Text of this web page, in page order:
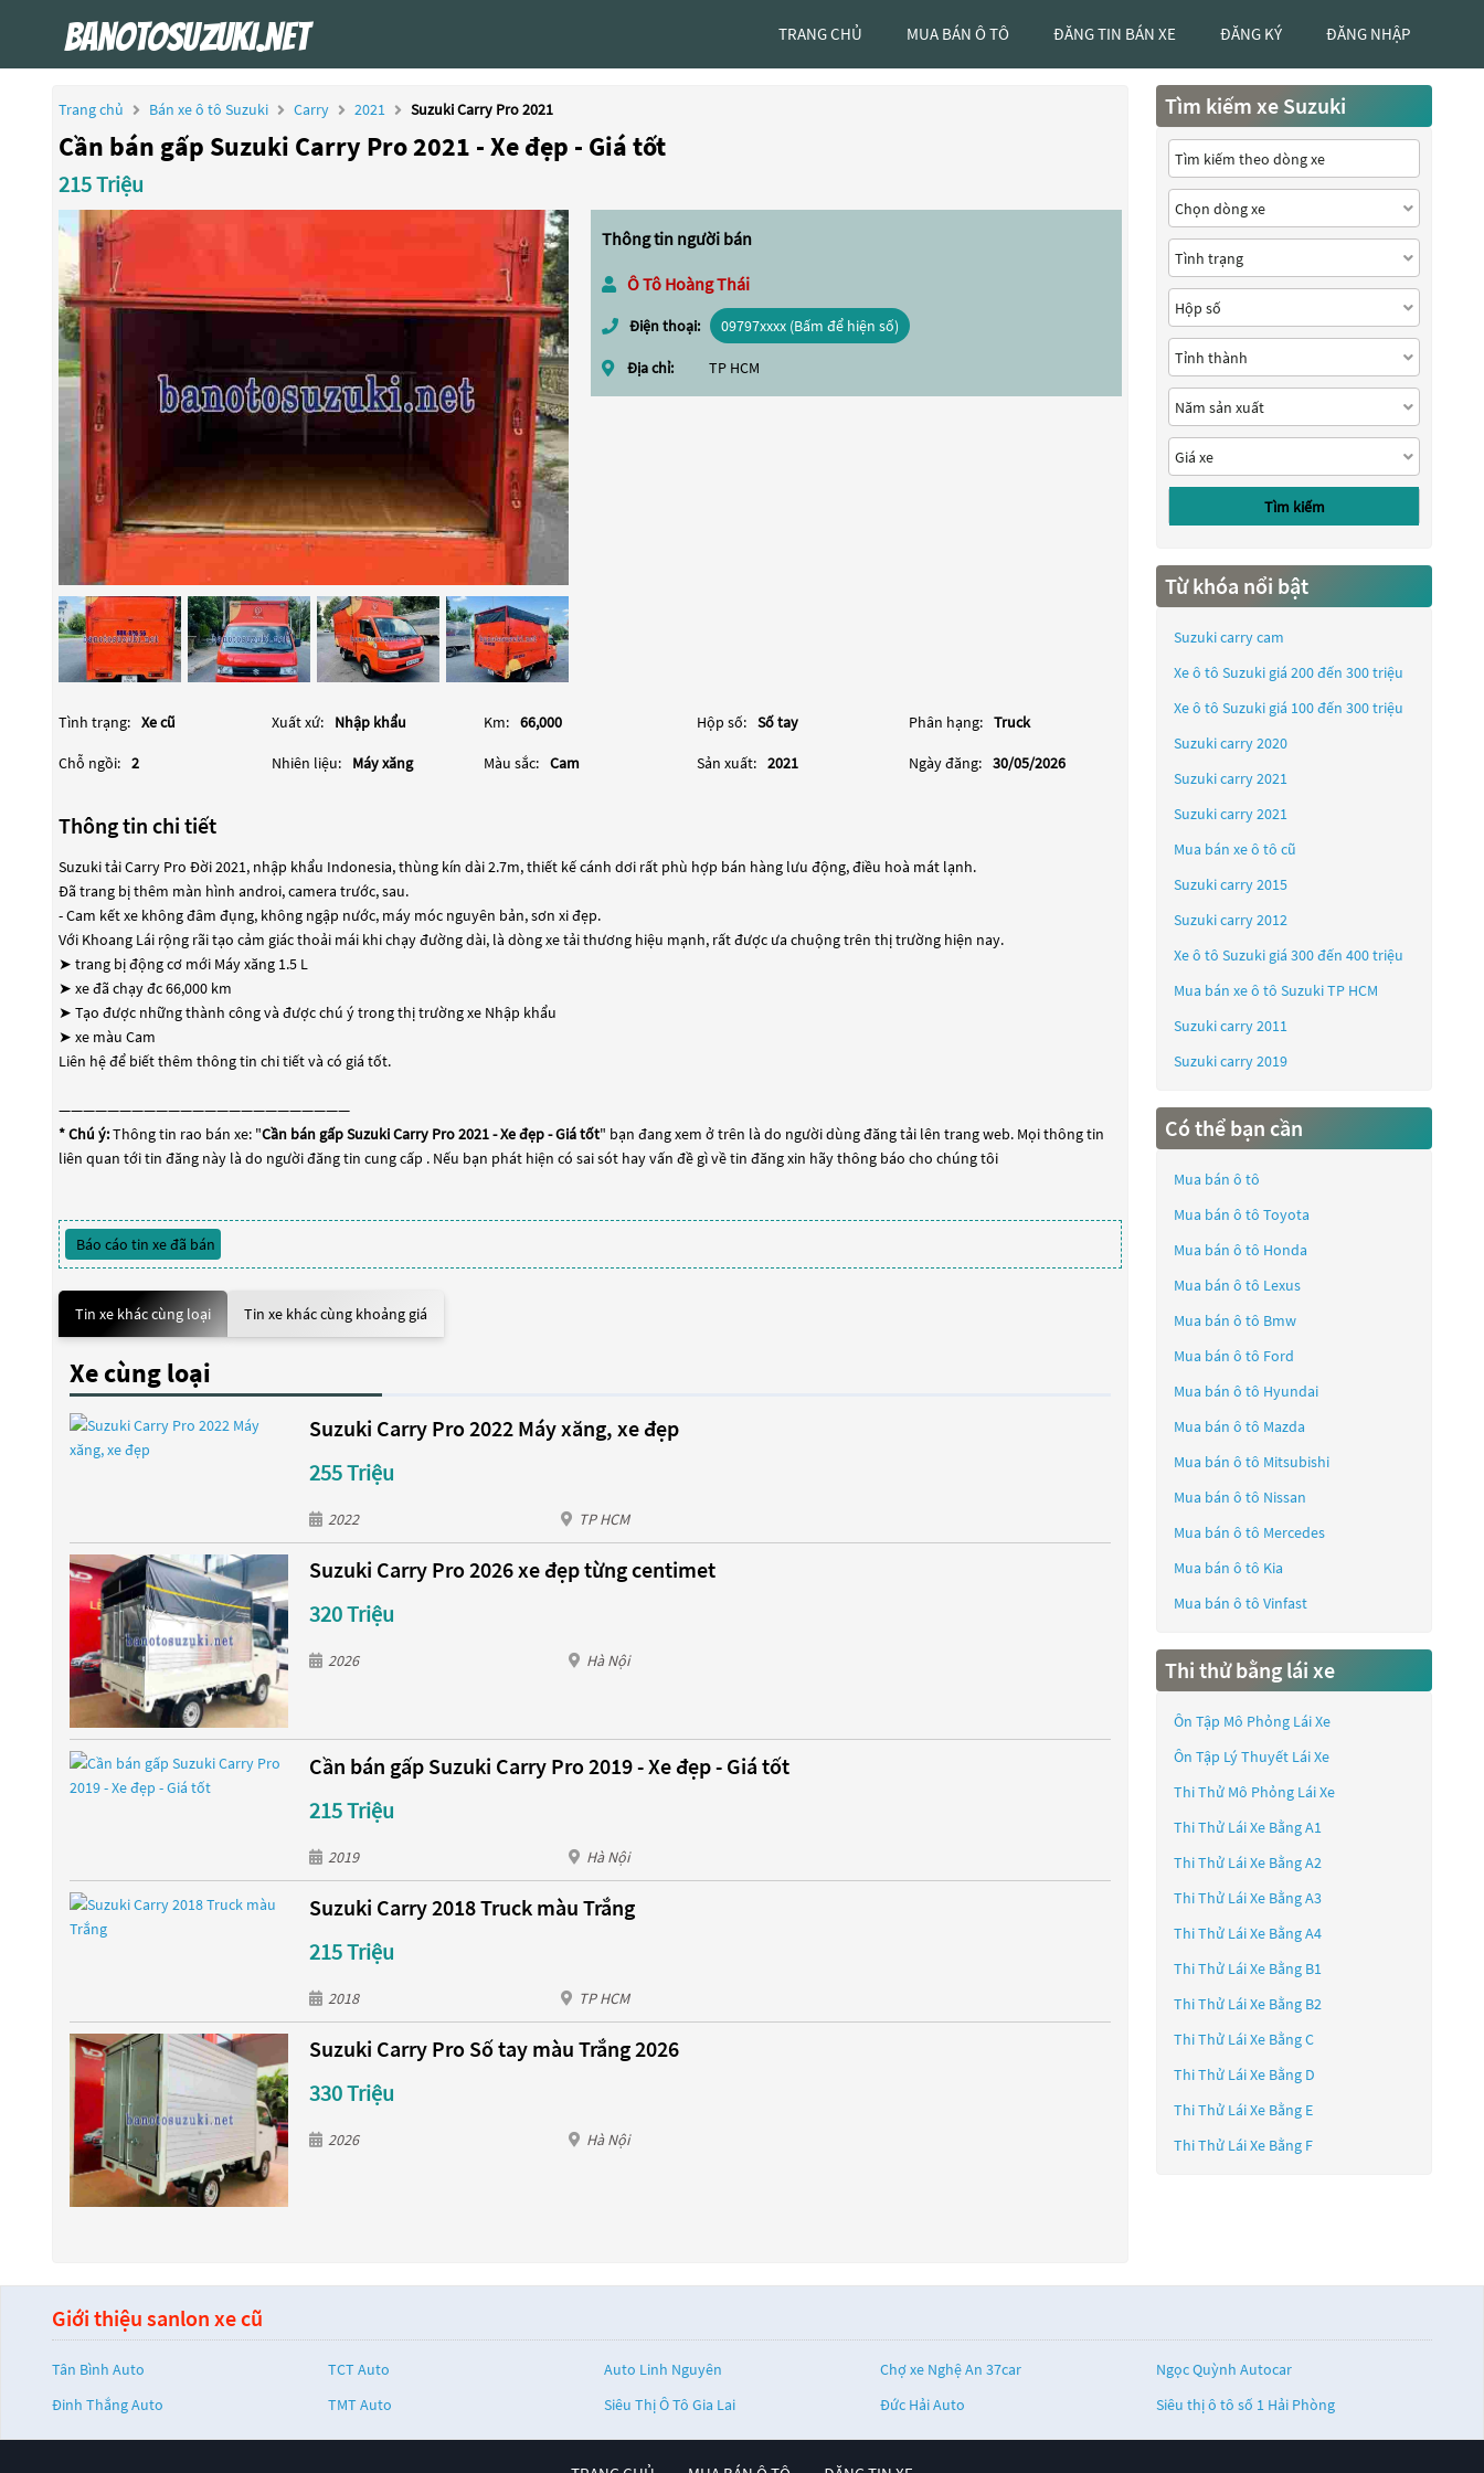
TRANG CHỦ MUA BÁN Ô TÔ ĐĂNG TIN BÁN XE ĐĂNG KÝ ĐĂNG NHẬP
Trang chủ Bán xe ô tô Suzuki Carry 2021 Suzuki Carry Pro 2021
Cần bán gấp Suzuki Carry Pro 2021 - Xe đẹp - Giá tốt
215 Triệu
Thông tin người bán
Ô Tô Hoàng Thái
Điện thoại: 09797xxxx (Bấm để hiện số)
Địa chỉ: TP HCM
Tình trạng: Xe cũ Xuất xứ: Nhập khẩu Km: 66,000 Hộp số: Số tay Phân hạng: Truck
Chỗ ngồi: 2 Nhiên liệu: Máy xăng Màu sắc: Cam Sản xuất: 2021 Ngày đăng: 30/05/2026
Thông tin chi tiết
Suzuki tải Carry Pro Đời 2021, nhập khẩu Indonesia, thùng kín dài 2.7m, thiết kế cánh dơi rất phù hợp bán hàng lưu động, điều hoà mát lạnh.
Đã trang bị thêm màn hình androi, camera trước, sau.
- Cam kết xe không đâm đụng, không ngập nước, máy móc nguyên bản, sơn xi đẹp.
Với Khoang Lái rộng rãi tạo cảm giác thoải mái khi chạy đường dài, là dòng xe tải thương hiệu mạnh, rất được ưa chuộng trên thị trường hiện nay.
➤ trang bị động cơ mới Máy xăng 1.5 L
➤ xe đã chạy đc 66,000 km
➤ Tạo được những thành công và được chú ý trong thị trường xe Nhập khẩu
➤ xe màu Cam
Liên hệ để biết thêm thông tin chi tiết và có giá tốt.
————————————————————————
* Chú ý:Thông tin rao bán xe: "Cần bán gấp Suzuki Carry Pro 2021 - Xe đẹp - Giá tốt" bạn đang xem ở trên là do người dùng đăng tải lên trang web. Mọi thông tin
liên quan tới tin đăng này là do người đăng tin cung cấp . Nếu bạn phát hiện có sai sót hay vấn đề gì về tin đăng xin hãy thông báo cho chúng tôi
Báo cáo tin xe đã bán
Tin xe khác cùng loại Tin xe khác cùng khoảng giá
Xe cùng loại
Suzuki Carry Pro 2022 Máy xăng, xe đẹp
255 Triệu
2022 TP HCM
Suzuki Carry Pro 2026 xe đẹp từng centimet
320 Triệu
2026 Hà Nội
Cần bán gấp Suzuki Carry Pro 2019 - Xe đẹp - Giá tốt
215 Triệu
2019 Hà Nội
Suzuki Carry 2018 Truck màu Trắng
215 Triệu
2018 TP HCM
Suzuki Carry Pro Số tay màu Trắng 2026
330 Triệu
2026 Hà Nội
Tìm kiếm xe Suzuki
Tìm kiếm
Từ khóa nổi bật
Suzuki carry cam
Xe ô tô Suzuki giá 200 đến 300 triệu
Xe ô tô Suzuki giá 100 đến 300 triệu
Suzuki carry 2020
Suzuki carry 2021
Suzuki carry 2021
Mua bán xe ô tô cũ
Suzuki carry 2015
Suzuki carry 2012
Xe ô tô Suzuki giá 300 đến 400 triệu
Mua bán xe ô tô Suzuki TP HCM
Suzuki carry 2011
Suzuki carry 2019
Có thể bạn cần
Mua bán ô tô
Mua bán ô tô Toyota
Mua bán ô tô Honda
Mua bán ô tô Lexus
Mua bán ô tô Bmw
Mua bán ô tô Ford
Mua bán ô tô Hyundai
Mua bán ô tô Mazda
Mua bán ô tô Mitsubishi
Mua bán ô tô Nissan
Mua bán ô tô Mercedes
Mua bán ô tô Kia
Mua bán ô tô Vinfast
Thi thử bằng lái xe
Ôn Tập Mô Phỏng Lái Xe
Ôn Tập Lý Thuyết Lái Xe
Thi Thử Mô Phỏng Lái Xe
Thi Thử Lái Xe Bằng A1
Thi Thử Lái Xe Bằng A2
Thi Thử Lái Xe Bằng A3
Thi Thử Lái Xe Bằng A4
Thi Thử Lái Xe Bằng B1
Thi Thử Lái Xe Bằng B2
Thi Thử Lái Xe Bằng C
Thi Thử Lái Xe Bằng D
Thi Thử Lái Xe Bằng E
Thi Thử Lái Xe Bằng F
Giới thiệu sanlon xe cũ
Tân Bình Auto TCT Auto Auto Linh Nguyên Chợ xe Nghệ An 37car
Ngọc Quỳnh Autocar
Đinh Thắng Auto
TMT Auto Siêu Thị Ô Tô Gia Lai Đức Hải Auto Siêu thị ô tô số 1 Hải Phòng